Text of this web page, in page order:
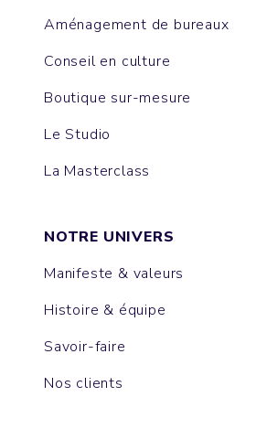
Aménagement de bureaux
Conseil en culture
Boutique sur-mesure
Le Studio
La Masterclass
NOTRE UNIVERS
Manifeste & valeurs
Histoire & équipe
Savoir-faire
Nos clients